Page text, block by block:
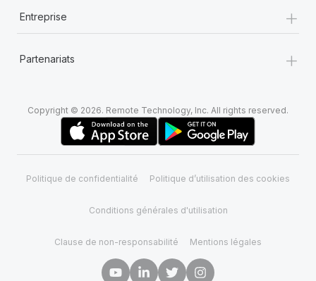
Entreprise +
Partenariats +
Copyright © 2026. Remote Technology, Inc. All rights reserved.
Politique de confidentialité Politique d’utilisation des cookies
Conditions générales d'utilisation
Clause de non-responsabilité Mentions légales